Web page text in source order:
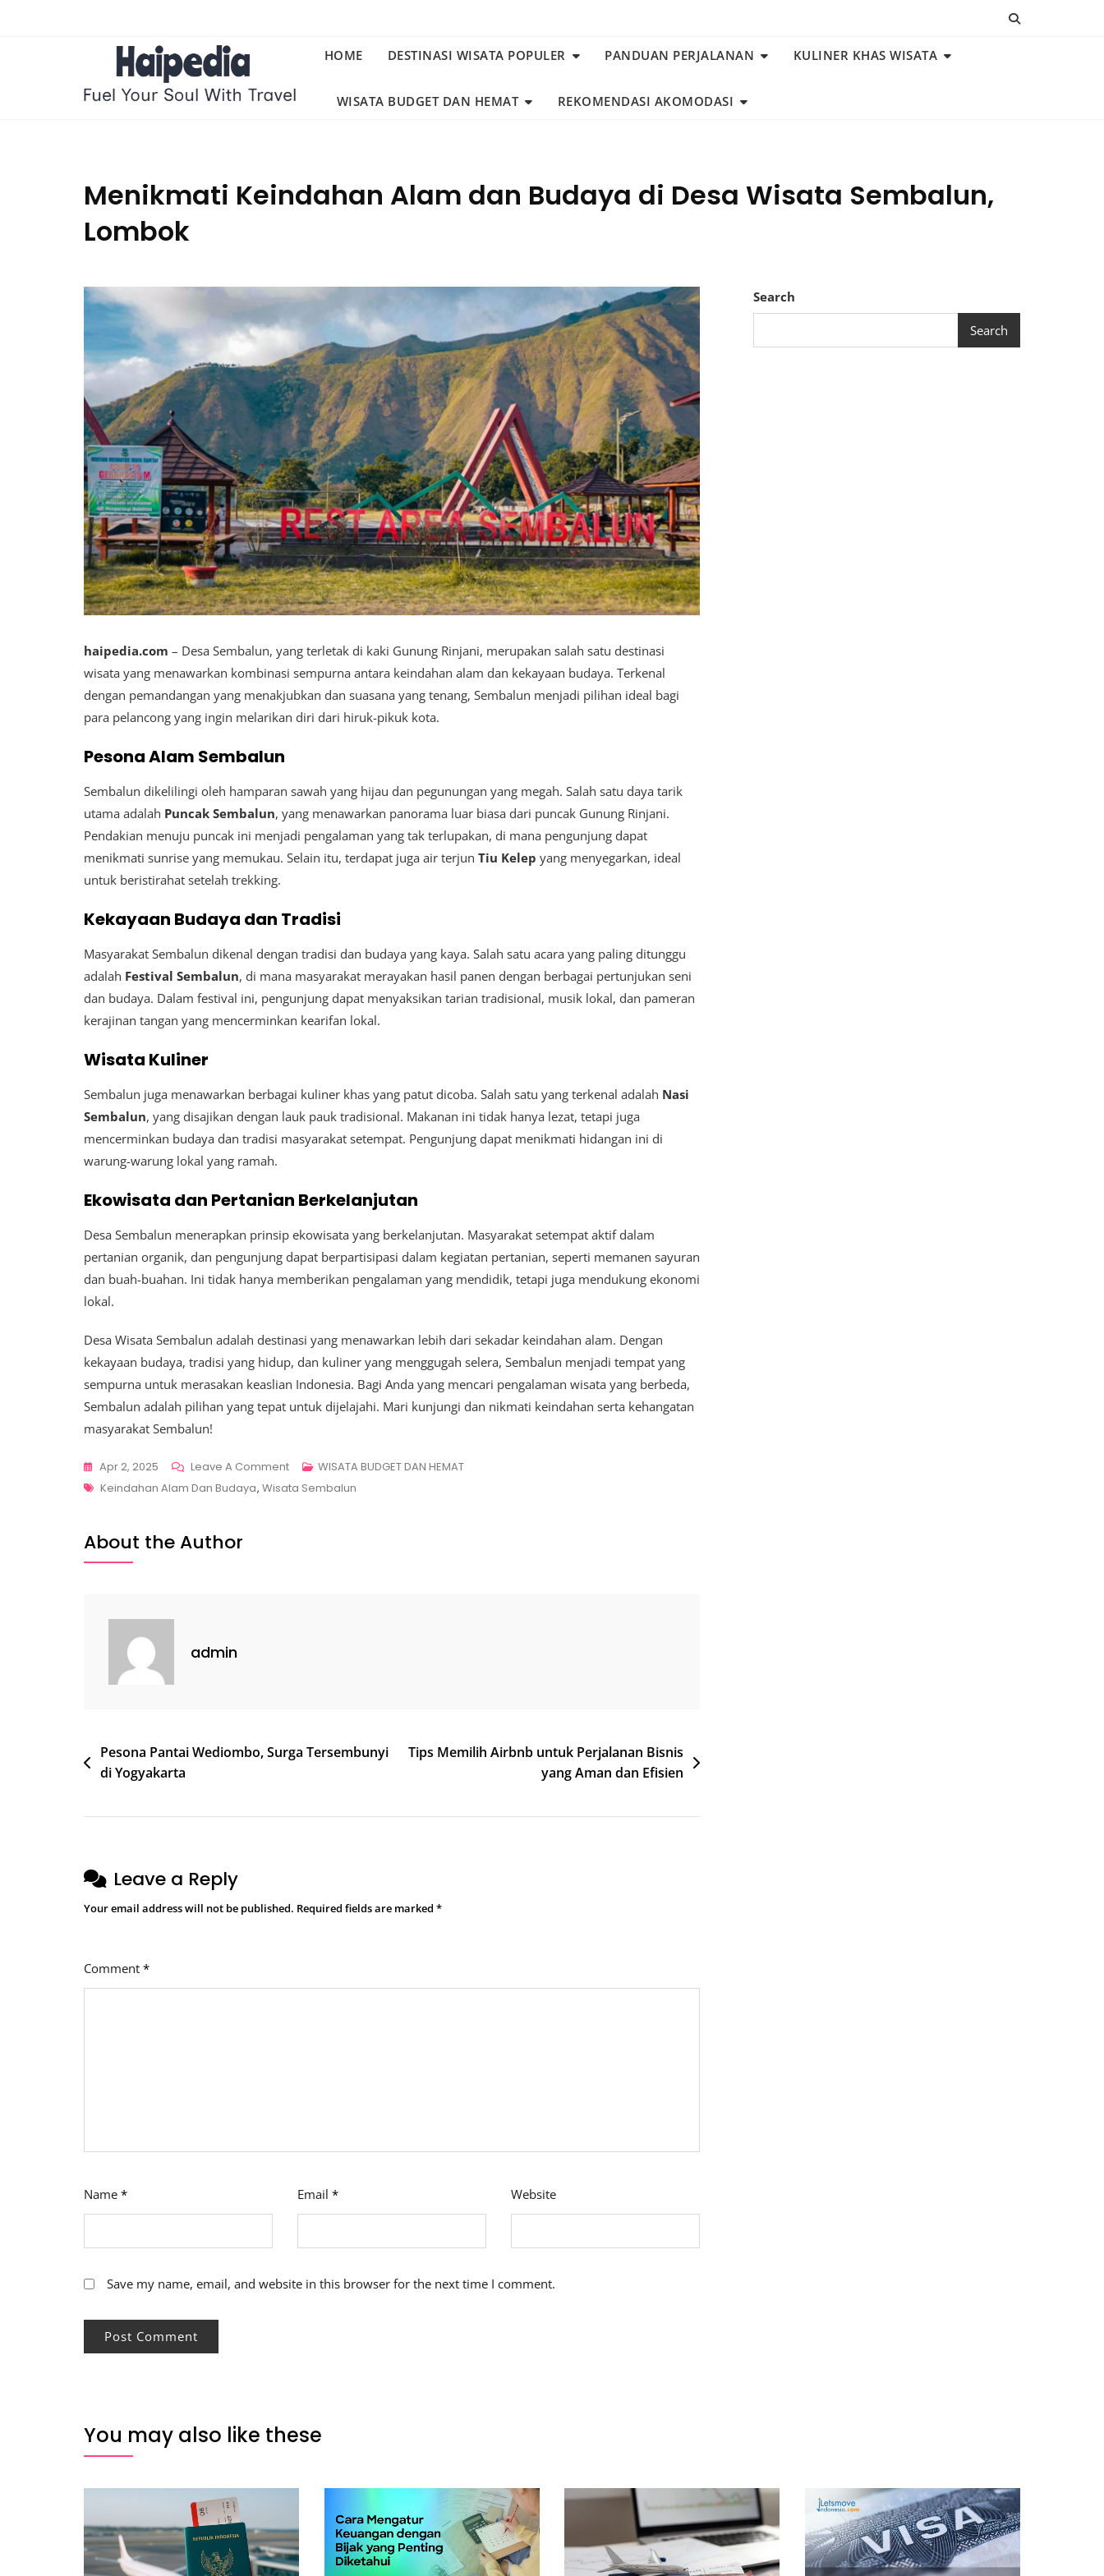
HOME DESTINASI WISATA POPULER PANDUAN PERJALANAN KULINER KHAS WISATA
WISATA BUDGET DAN HEMAT REKOMENDASI AKOMODASI
Menikmati Keindahan Alam dan Budaya di Desa Wisata Sembalun,
Lombok
haipedia.com – Desa Sembalun, yang terletak di kaki Gunung Rinjani, merupakan salah satu destinasi
wisata yang menawarkan kombinasi sempurna antara keindahan alam dan kekayaan budaya. Terkenal
dengan pemandangan yang menakjubkan dan suasana yang tenang, Sembalun menjadi pilihan ideal bagi
para pelancong yang ingin melarikan diri dari hiruk-pikuk kota.
Pesona Alam Sembalun
Sembalun dikelilingi oleh hamparan sawah yang hijau dan pegunungan yang megah. Salah satu daya tarik
utama adalah Puncak Sembalun, yang menawarkan panorama luar biasa dari puncak Gunung Rinjani.
Pendakian menuju puncak ini menjadi pengalaman yang tak terlupakan, di mana pengunjung dapat
menikmati sunrise yang memukau. Selain itu, terdapat juga air terjun Tiu Kelep yang menyegarkan, ideal
untuk beristirahat setelah trekking.
Kekayaan Budaya dan Tradisi
Masyarakat Sembalun dikenal dengan tradisi dan budaya yang kaya. Salah satu acara yang paling ditunggu
adalah Festival Sembalun, di mana masyarakat merayakan hasil panen dengan berbagai pertunjukan seni
dan budaya. Dalam festival ini, pengunjung dapat menyaksikan tarian tradisional, musik lokal, dan pameran
kerajinan tangan yang mencerminkan kearifan lokal.
Wisata Kuliner
Sembalun juga menawarkan berbagai kuliner khas yang patut dicoba. Salah satu yang terkenal adalah Nasi
Sembalun, yang disajikan dengan lauk pauk tradisional. Makanan ini tidak hanya lezat, tetapi juga
mencerminkan budaya dan tradisi masyarakat setempat. Pengunjung dapat menikmati hidangan ini di
warung-warung lokal yang ramah.
Ekowisata dan Pertanian Berkelanjutan
Desa Sembalun menerapkan prinsip ekowisata yang berkelanjutan. Masyarakat setempat aktif dalam
pertanian organik, dan pengunjung dapat berpartisipasi dalam kegiatan pertanian, seperti memanen sayuran
dan buah-buahan. Ini tidak hanya memberikan pengalaman yang mendidik, tetapi juga mendukung ekonomi
lokal.
Desa Wisata Sembalun adalah destinasi yang menawarkan lebih dari sekadar keindahan alam. Dengan
kekayaan budaya, tradisi yang hidup, dan kuliner yang menggugah selera, Sembalun menjadi tempat yang
sempurna untuk merasakan keaslian Indonesia. Bagi Anda yang mencari pengalaman wisata yang berbeda,
Sembalun adalah pilihan yang tepat untuk dijelajahi. Mari kunjungi dan nikmati keindahan serta kehangatan
masyarakat Sembalun!
Apr 2, 2025 Leave A CommentOn
Menikmati
WISATA BUDGET DAN HEMAT
Tags
Keindahan Alam Dan Budaya, Wisata Sembalun
About the Author
admin
Post
navigation
Pesona Pantai Wediombo, Surga Tersembunyi
di Yogyakarta
Tips Memilih Airbnb untuk Perjalanan Bisnis
yang Aman dan Efisien
Leave a Reply
Your email address will not be published. Required fields are marked *
Comment *
Name * Email * Website
Save my name, email, and website in this browser for the next time I comment.
Search
Search
You may also like these